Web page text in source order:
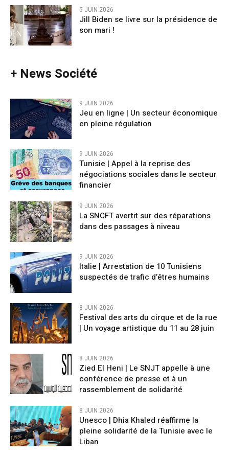
5 JUIN 2026
Jill Biden se livre sur la présidence de
son mari !
+ News Société
9 JUIN 2026
Jeu en ligne | Un secteur économique
en pleine régulation
9 JUIN 2026
Tunisie | Appel à la reprise des
négociations sociales dans le secteur
financier
9 JUIN 2026
La SNCFT avertit sur des réparations
dans des passages à niveau
9 JUIN 2026
Italie | Arrestation de 10 Tunisiens
suspectés de trafic d’êtres humains
8 JUIN 2026
Festival des arts du cirque et de la rue
| Un voyage artistique du 11 au 28 juin
8 JUIN 2026
Zied El Heni | Le SNJT appelle à une
conférence de presse et à un
rassemblement de solidarité
8 JUIN 2026
Unesco | Dhia Khaled réaffirme la
pleine solidarité de la Tunisie avec le
Liban